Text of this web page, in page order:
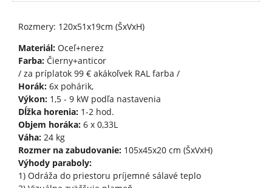
Rozmery: 120x51x19cm (ŠxVxH)
Materiál:Oceľ+nerez
Farba: Čierny+anticor
/ za príplatok 99 € akákoľvek RAL farba /
Horák:6x pohárik,
Výkon:1,5 - 9 kW podľa nastavenia
Dĺžka horenia:1-2 hod.
Objem horáka:6 x 0,33L
Váha:24 kg
Rozmer na zabudovanie:105x45x20 cm (ŠxVxH)
Výhody paraboly:
1) Odráža do priestoru príjemné sálavé teplo